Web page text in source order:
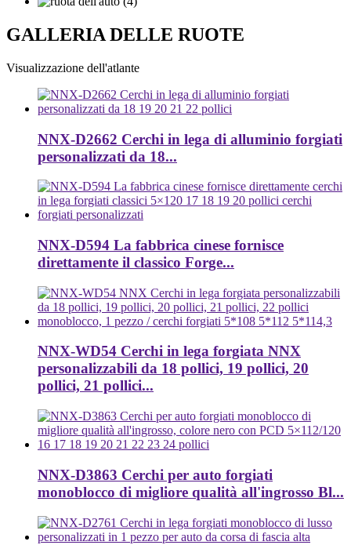
GALLERIA DELLE RUOTE
Visualizzazione dell'atlante
NNX-D2662 Cerchi in lega di alluminio forgiati
personalizzati da 18...
NNX-D594 La fabbrica cinese fornisce
direttamente il classico Forge...
NNX-WD54 Cerchi in lega forgiata NNX
personalizzabili da 18 pollici, 19 pollici, 20
pollici, 21 pollici...
NNX-D3863 Cerchi per auto forgiati
monoblocco di migliore qualità all'ingrosso Bl...